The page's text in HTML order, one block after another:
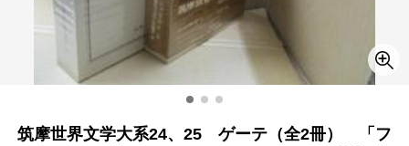
筑摩世界文学大系24、25 ゲーテ（全2冊） 「フ